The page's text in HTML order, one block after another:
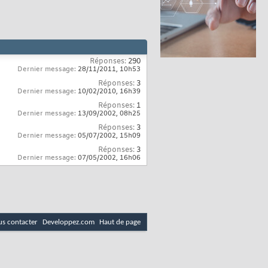
Réponses: 290
Dernier message: 28/11/2011, 10h53
Réponses: 3
Dernier message: 10/02/2010, 16h39
Réponses: 1
Dernier message: 13/09/2002, 08h25
Réponses: 3
Dernier message: 05/07/2002, 15h09
Réponses: 3
Dernier message: 07/05/2002, 16h06
contacter Developpez.com Haut de page